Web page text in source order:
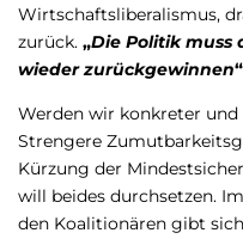
Wirtschaftsliberalismus,
zurück. „Die Politik muss
wieder zurückgewinnen
Werden wir konkreter
Strengere
Kürzung der
will beides durchsetzen.
den Koalitionären gibt